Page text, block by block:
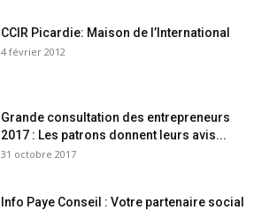
CCIR Picardie: Maison de l’International
4 février 2012
Grande consultation des entrepreneurs
2017 : Les patrons donnent leurs avis...
31 octobre 2017
Info Paye Conseil : Votre partenaire social